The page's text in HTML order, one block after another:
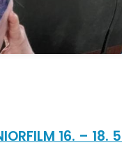
16. – 18.